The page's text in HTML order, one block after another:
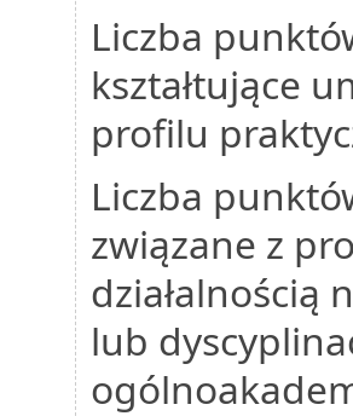
Liczba
kształtujące
profilu
Liczba
związane z
działalnością
lub